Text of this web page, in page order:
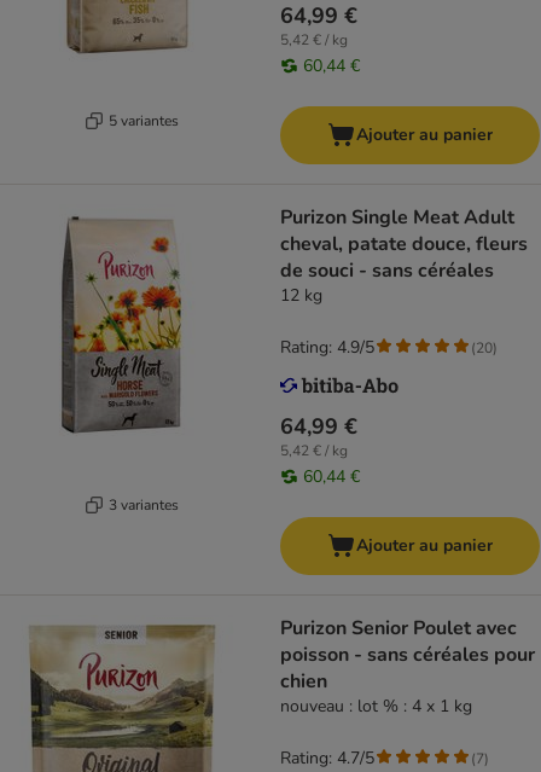
5 variantes
64,99 €
5,42 € / kg
60,44 €
Ajouter au panier
3 variantes
Purizon Single Meat Adult
cheval, patate douce, fleurs
de souci - sans céréales
12 kg
64,99 €
5,42 € / kg
60,44 €
Rating: 4.9/5 (20)
Ajouter au panier
Purizon Senior Poulet avec
poisson - sans céréales pour
chien
nouveau : lot % : 4 x 1 kg
Rating: 4.7/5 (7)